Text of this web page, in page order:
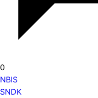
0
NBIS
SNDK